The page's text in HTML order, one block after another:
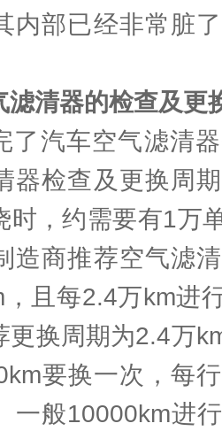
内部已经非常脏
滤清器的检查及
汽车空气滤清器
器检查及更换周
时，约需要有1万
造商推荐空气滤
且每2.4万km进
更换周期为2.4万
要换一次，每
一般10000km进